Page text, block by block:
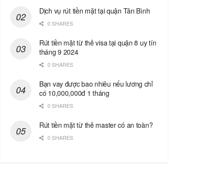
Dịch vụ rút tiền mặt tại quận Tân Bình
0 SHARES
Rút tiền mặt từ thẻ visa tại quận 8 uy tín
tháng 9 2024
0 SHARES
Bạn vay được bao nhiêu nếu lương chỉ
có 10,000,000đ 1 tháng
0 SHARES
Rút tiền mặt từ thẻ master có an toàn?
0 SHARES